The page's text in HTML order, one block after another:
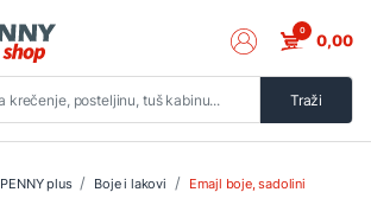
Traži
0 0,00
PENNY plus Boje i lakovi Emajl boje, sadolini